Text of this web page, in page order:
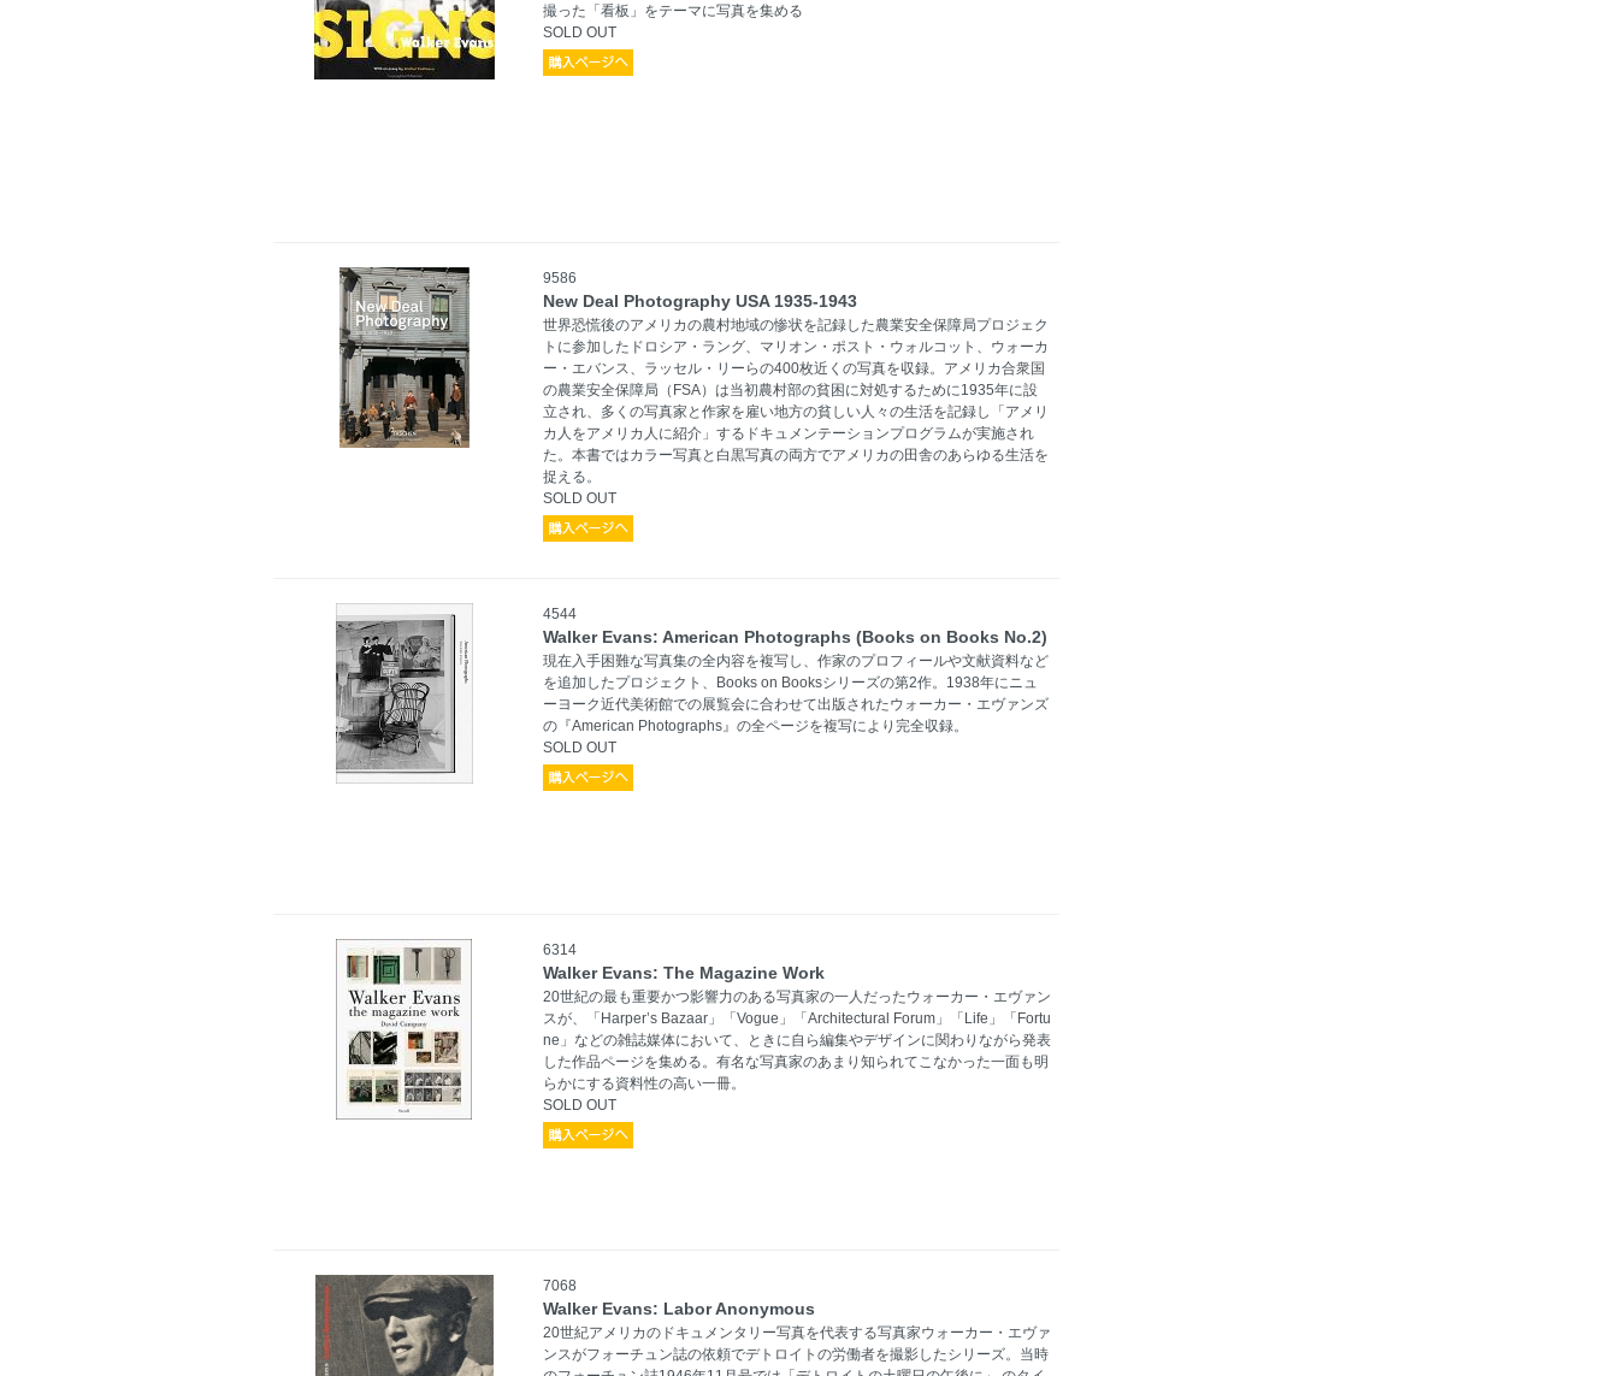
撮った「看板」をテーマに写真を集める
SOLD OUT
9586
New Deal Photography USA 1935-1943
世界恐慌後のアメリカの農村地域の惨状を記録した農業安全保障局プロジェク
トに参加したドロシア・ラング、マリオン・ポスト・ウォルコット、ウォーカ
ー・エバンス、ラッセル・リーらの400枚近くの写真を収録。アメリカ合衆国
の農業安全保障局（FSA）は当初農村部の貧困に対処するために1935年に設
立され、多くの写真家と作家を雇い地方の貧しい人々の生活を記録し「アメリ
カ人をアメリカ人に紹介」するドキュメンテーションプログラムが実施され
た。本書ではカラー写真と白黒写真の両方でアメリカの田舎のあらゆる生活を
捉える。
SOLD OUT
4544
Walker Evans: American Photographs (Books on Books No.2)
現在入手困難な写真集の全内容を複写し、作家のプロフィールや文献資料など
を追加したプロジェクト、Books on Booksシリーズの第2作。1938年にニュ
ーヨーク近代美術館での展覧会に合わせて出版されたウォーカー・エヴァンズ
の『American Photographs』の全ページを複写により完全収録。
SOLD OUT
6314
Walker Evans: The Magazine Work
20世紀の最も重要かつ影響力のある写真家の一人だったウォーカー・エヴァン
スが、「Harper’s Bazaar」「Vogue」「Architectural Forum」「Life」「Fortu
ne」などの雑誌媒体において、ときに自ら編集やデザインに関わりながら発表
した作品ページを集める。有名な写真家のあまり知られてこなかった一面も明
らかにする資料性の高い一冊。
SOLD OUT
7068
Walker Evans: Labor Anonymous
20世紀アメリカのドキュメンタリー写真を代表する写真家ウォーカー・エヴァ
ンスがフォーチュン誌の依頼でデトロイトの労働者を撮影したシリーズ。当時